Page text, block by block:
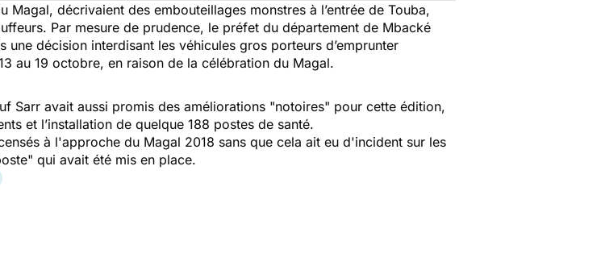
décrivaient des embouteillages monstres à l’entrée de Touba,
Par mesure de prudence, le préfet du département de Mbacké
décision interdisant les véhicules gros porteurs d’emprunter
au 19 octobre, en raison de la célébration du Magal.
Sarr avait aussi promis des améliorations "notoires" pour cette édition,
et l’installation de quelque 188 postes de santé.
à l'approche du Magal 2018 sans que cela ait eu d'incident sur les
qui avait été mis en place.